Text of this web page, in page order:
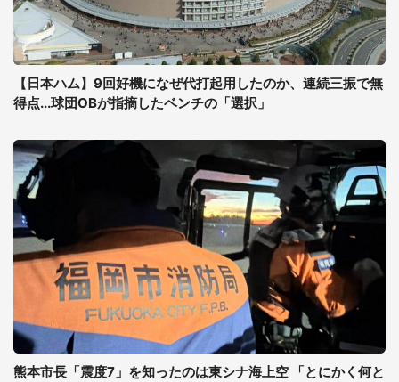
【日本ハム】9回好機になぜ代打起用したのか、連続三振で無
得点...球団OBが指摘したベンチの「選択」
熊本市長「震度7」を知ったのは東シナ海上空 「とにかく何と